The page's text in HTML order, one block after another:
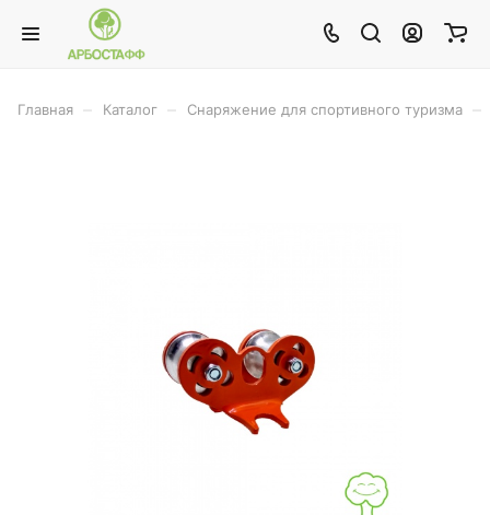
Главная Каталог Снаряжение для спортивного туризма